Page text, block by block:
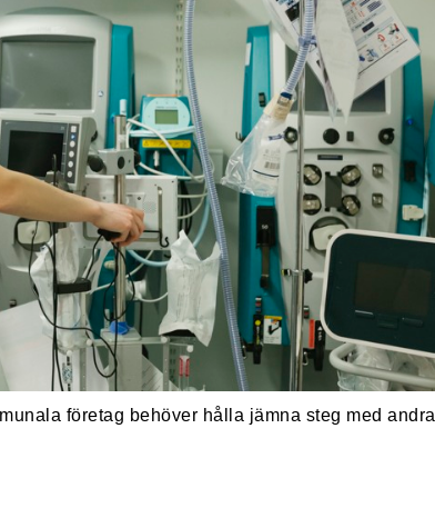
företag behöver hålla jämna steg med andra